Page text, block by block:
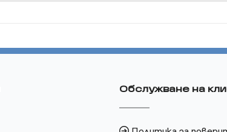
Обслужване на